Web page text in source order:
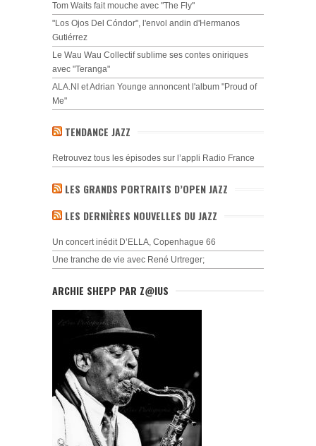
Tom Waits fait mouche avec "The Fly"
"Los Ojos Del Cóndor", l'envol andin d'Hermanos
Gutiérrez
Le Wau Wau Collectif sublime ses contes oniriques
avec "Teranga"
ALA.NI et Adrian Younge annoncent l'album "Proud of
Me"
TENDANCE JAZZ
Retrouvez tous les épisodes sur l’appli Radio France
LES GRANDS PORTRAITS D’OPEN JAZZ
LES DERNIÈRES NOUVELLES DU JAZZ
Un concert inédit D’ELLA, Copenhague 66
Une tranche de vie avec René Urtreger;
ARCHIE SHEPP PAR Z@IUS